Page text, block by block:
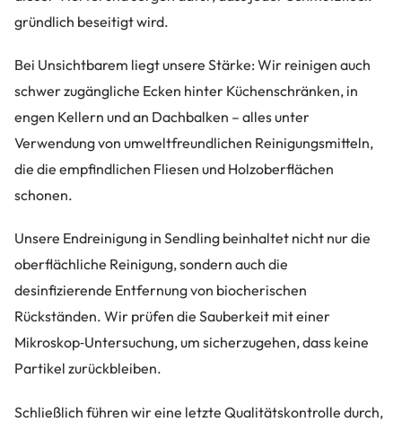
gründlich beseitigt wird.
Bei Unsichtbarem liegt unsere Stärke: Wir reinigen auch
schwer zugängliche Ecken hinter Küchenschränken, in
engen Kellern und an Dachbalken – alles unter
Verwendung von umweltfreundlichen Reinigungsmitteln,
die die empfindlichen Fliesen und Holzoberflächen
schonen.
Unsere Endreinigung in Sendling beinhaltet nicht nur die
oberflächliche Reinigung, sondern auch die
desinfizierende Entfernung von biocherischen
Rückständen. Wir prüfen die Sauberkeit mit einer
Mikroskop‑Untersuchung, um sicherzugehen, dass keine
Partikel zurückbleiben.
Schließlich führen wir eine letzte Qualitätskontrolle durch,